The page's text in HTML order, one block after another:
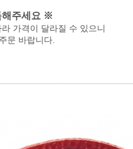
주세요 ※
가격이 달라질 수 있으니
문 바랍니다.